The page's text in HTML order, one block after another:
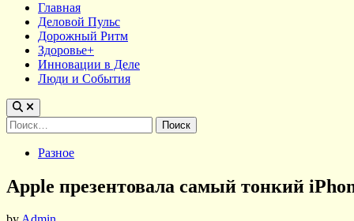
Главная
Деловой Пульс
Дорожный Ритм
Здоровье+
Инновации в Деле
Люди и События
Найти:
PostedРазное
Apple презентовала самый тонкий